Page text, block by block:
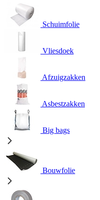
Schuimfolie
Vliesdoek
Afzuigzakken
Asbestzakken
Big bags
Bouwfolie